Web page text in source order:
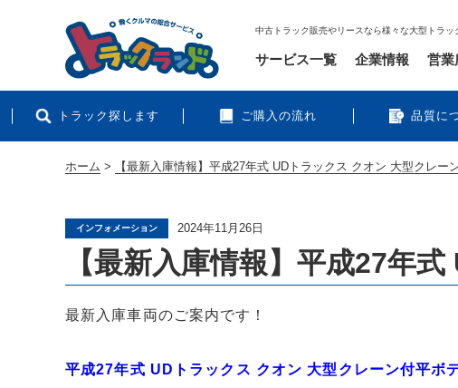
中古トラック販売やリースなら様々な大型トラ
トラック探します ご購入の流れ 品質に
サービス一覧 企業情報 営業
ホーム > 【最新入庫情報】平成27年式 UDトラックス クオン 大型クレー
インフォメーション 2024年11月26日
【最新入庫情報】平成27年
最新入庫車両のご案内です！
平成27年式 UDトラックス クオン 大型クレーン付平ボ